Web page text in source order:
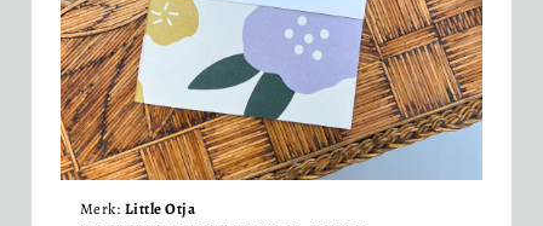
Merk: Little Otja